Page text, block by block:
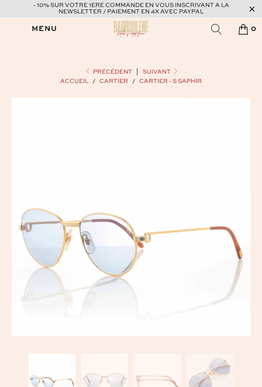
- 10% SUR VOTRE 1ERE COMMANDE EN VOUS INSCRIVANT A LA
NEWSLETTER / PAIEMENT EN 4X AVEC PAYPAL
MENU 0
PRÉCÉDENT
SUIVANT
ACCUEIL
/ CARTIER / CARTIER - S SAPHIR